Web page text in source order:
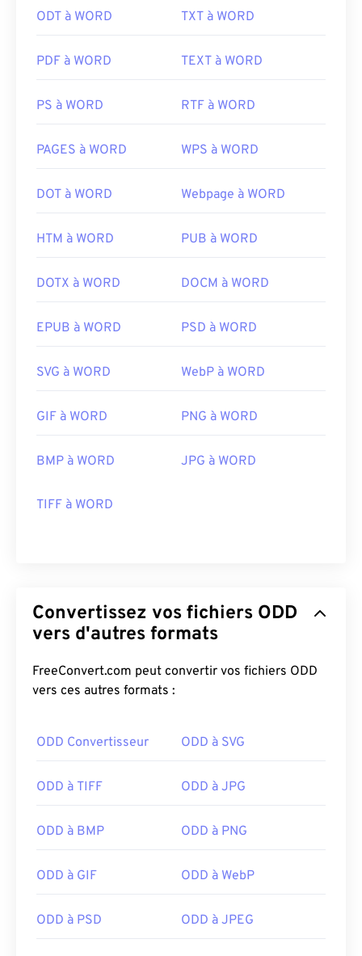
ODT à WORD TXT à WORD
PDF à WORD TEXT à WORD
PS à WORD RTF à WORD
PAGES à WORD WPS à WORD
DOT à WORD Webpage à WORD
HTM à WORD PUB à WORD
DOTX à WORD DOCM à WORD
EPUB à WORD PSD à WORD
SVG à WORD WebP à WORD
GIF à WORD PNG à WORD
BMP à WORD JPG à WORD
TIFF à WORD
Convertissez vos fichiers ODD
vers d'autres formats
FreeConvert.com peut convertir vos fichiers ODD
vers ces autres formats :
ODD Convertisseur ODD à SVG
ODD à TIFF ODD à JPG
ODD à BMP ODD à PNG
ODD à GIF ODD à WebP
ODD à PSD ODD à JPEG